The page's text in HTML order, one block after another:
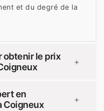
et du degré de la
obtenir le prix
+
en
Coigneux
+